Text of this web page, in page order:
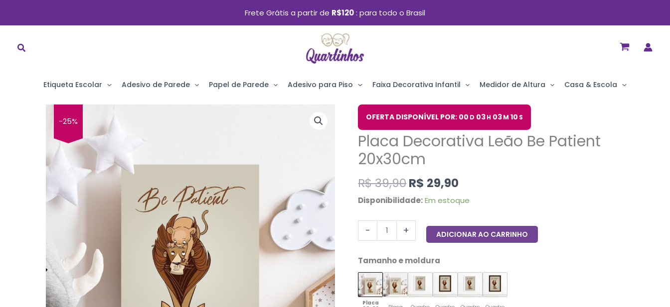
Ir
Frete Grátis a partir de R$120 para todo o Brasil
Etiqueta Escolar Adesivo de Parede Papel de Parede Adesivo para Piso Faixa Decorativa Infantil Medidor de Altura Casa & Escola
-25% OFERTA DISPONÍVEL POR: 00 D 03H 03M 09S
Placa Decorativa Leão Be Patient
20x30cm
R$39,90
O
preço
original
era:
R$ 29,90
O
preço
atual
Disponibilidade: Em estoque
-
Placa
Decorativa
Leão
Be
20x30cm
quantidade
+ ADICIONAR AO CARRINHO
Tamanho e moldura
Placa